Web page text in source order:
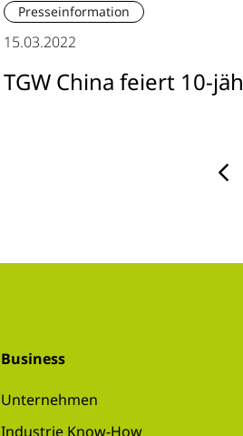
Presseinformation
15.03.2022
TGW China feiert 10-
Business
Unternehmen
Industrie Know-How